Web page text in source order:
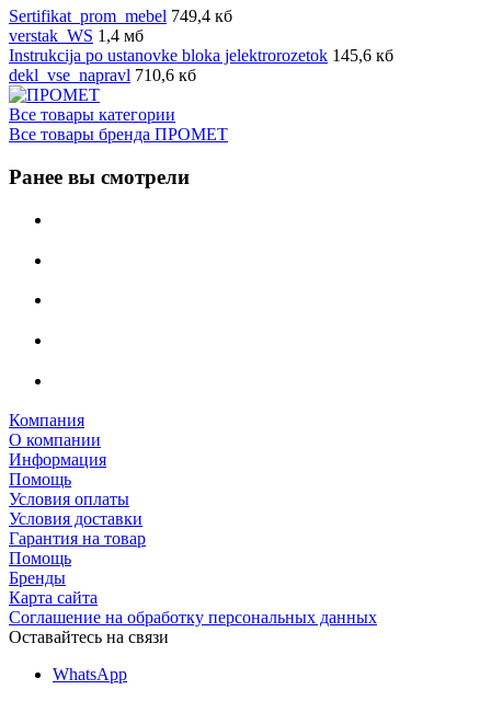
Sertifikat_prom_mebel 749,4 кб
verstak_WS 1,4 мб
Instrukcija po ustanovke bloka jelektrorozetok 145,6 кб
dekl_vse_napravl 710,6 кб
Все товары категории
Все товары бренда ПРОМЕТ
Ранее вы смотрели
Компания
О компании
Информация
Помощь
Условия оплаты
Условия доставки
Гарантия на товар
Помощь
Бренды
Карта сайта
Соглашение на обработку персональных данных
Оставайтесь на связи
WhatsApp